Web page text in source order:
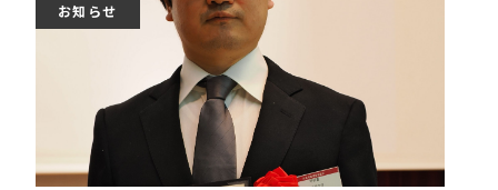
お知らせ